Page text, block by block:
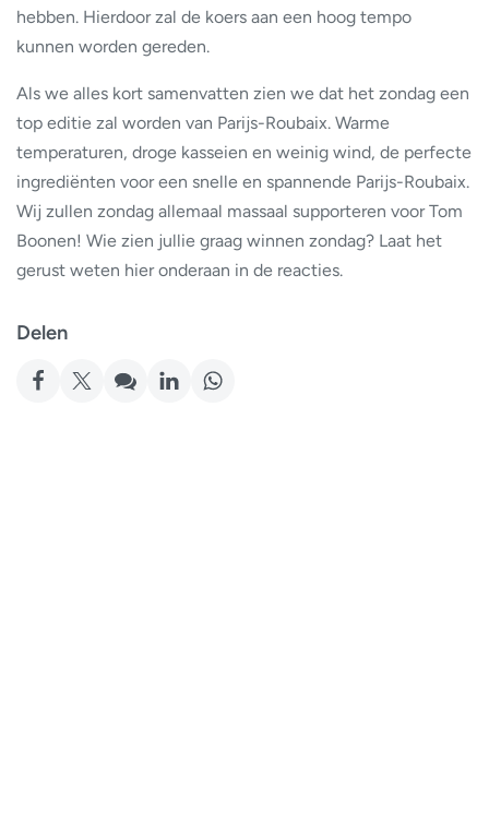
hebben. Hierdoor zal de koers aan een hoog tempo
kunnen worden gereden.
Als we alles kort samenvatten zien we dat het zondag een
top editie zal worden van Parijs-Roubaix. Warme
temperaturen, droge kasseien en weinig wind, de perfecte
ingrediënten voor een snelle en spannende Parijs-Roubaix.
Wij zullen zondag allemaal massaal supporteren voor Tom
Boonen! Wie zien jullie graag winnen zondag? Laat het
gerust weten hier onderaan in de reacties.
Delen